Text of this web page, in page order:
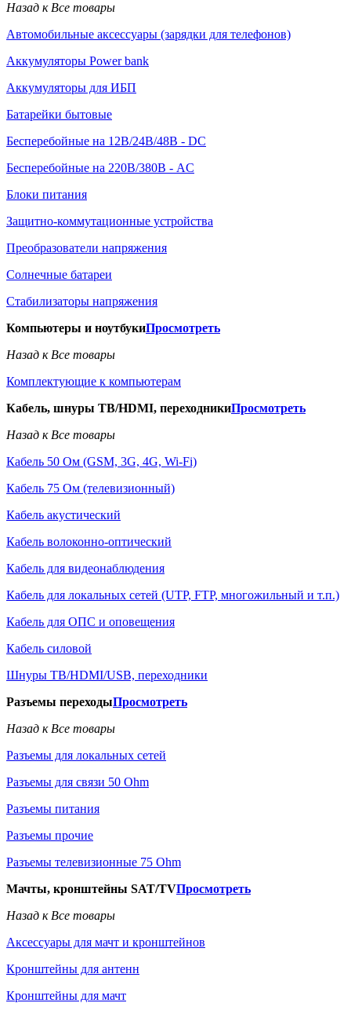
Назад к Все товары
Автомобильные аксессуары (зарядки для телефонов)
Аккумуляторы Power bank
Аккумуляторы для ИБП
Батарейки бытовые
Бесперебойные на 12В/24В/48В - DC
Бесперебойные на 220В/380В - AC
Блоки питания
Защитно-коммутационные устройства
Преобразователи напряжения
Солнечные батареи
Стабилизаторы напряжения
Компьютеры и ноутбукиПросмотреть
Назад к Все товары
Комплектующие к компьютерам
Кабель, шнуры ТВ/HDMI, переходникиПросмотреть
Назад к Все товары
Кабель 50 Ом (GSM, 3G, 4G, Wi-Fi)
Кабель 75 Ом (телевизионный)
Кабель акустический
Кабель волоконно-оптический
Кабель для видеонаблюдения
Кабель для локальных сетей (UTP, FTP, многожильный и т.п.)
Кабель для ОПС и оповещения
Кабель силовой
Шнуры ТВ/HDMI/USB, переходники
Разъемы переходыПросмотреть
Назад к Все товары
Разъемы для локальных сетей
Разъемы для связи 50 Ohm
Разъемы питания
Разъемы прочие
Разъемы телевизионные 75 Ohm
Мачты, кронштейны SAT/TVПросмотреть
Назад к Все товары
Аксессуары для мачт и кронштейнов
Кронштейны для антенн
Кронштейны для мачт